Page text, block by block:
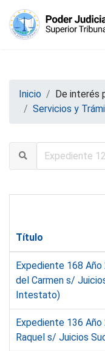
Inicio
De interés
Servicios y
Título
Expediente 168
del Carmen s/
Intestato)
Expediente 136
Raquel s/ Juicios